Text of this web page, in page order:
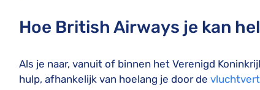
Hoe British Airways je kan
Als je naar, vanuit of binnen het Verenigd
hulp, afhankelijk van hoelang je door de